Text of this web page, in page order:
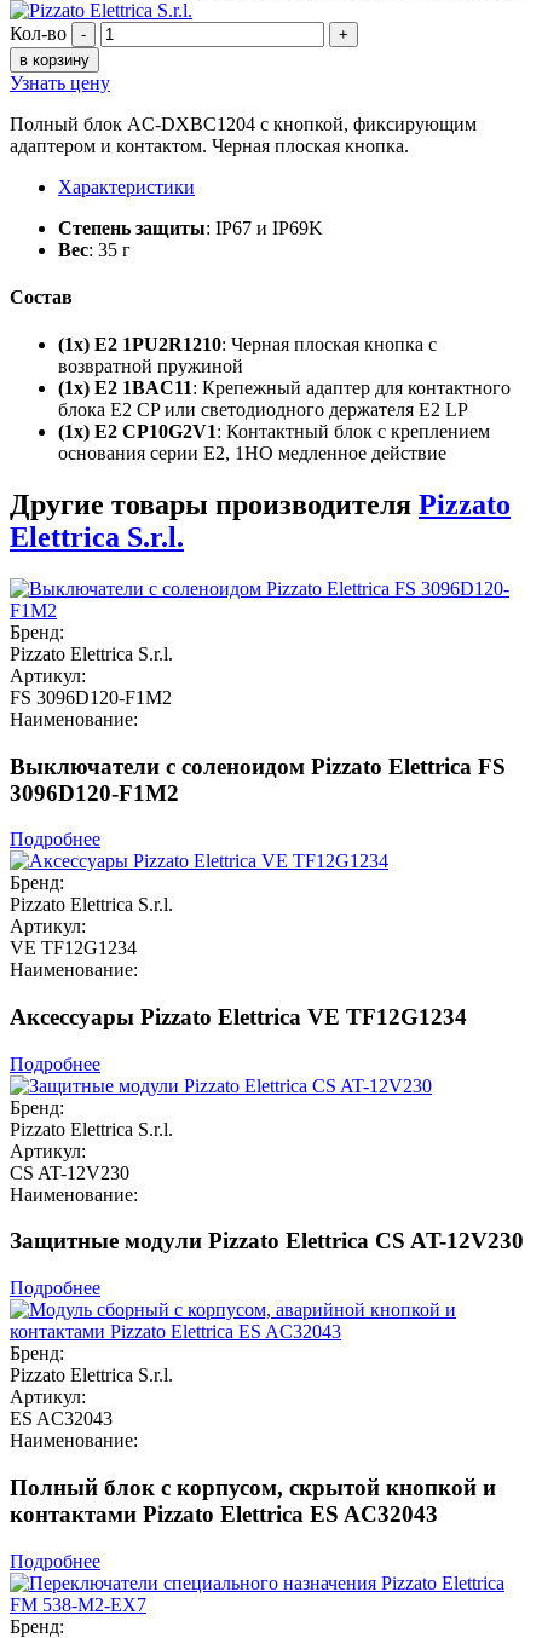
Кол-во -
+
в корзину
Узнать цену
Полный блок AC-DXBC1204 с кнопкой, фиксирующим
адаптером и контактом. Черная плоская кнопка.
Характеристики
Степень защиты: IP67 и IP69K
Вес: 35 г
Состав
(1x) E2 1PU2R1210: Черная плоская кнопка с
возвратной пружиной
(1x) E2 1BAC11: Крепежный адаптер для контактного
блока E2 CP или светодиодного держателя E2 LP
(1x) E2 CP10G2V1: Контактный блок с креплением
основания серии E2, 1НО медленное действие
Другие товары производителя Pizzato
Elettrica S.r.l.
Бренд:
Pizzato Elettrica S.r.l.
Артикул:
FS 3096D120-F1M2
Наименование:
Выключатели с соленоидом Pizzato Elettrica FS
3096D120-F1M2
Подробнее
Бренд:
Pizzato Elettrica S.r.l.
Артикул:
VE TF12G1234
Наименование:
Аксессуары Pizzato Elettrica VE TF12G1234
Подробнее
Бренд:
Pizzato Elettrica S.r.l.
Артикул:
CS AT-12V230
Наименование:
Защитные модули Pizzato Elettrica CS AT-12V230
Подробнее
Бренд:
Pizzato Elettrica S.r.l.
Артикул:
ES AC32043
Наименование:
Полный блок с корпусом, скрытой кнопкой и
контактами Pizzato Elettrica ES AC32043
Подробнее
Бренд: